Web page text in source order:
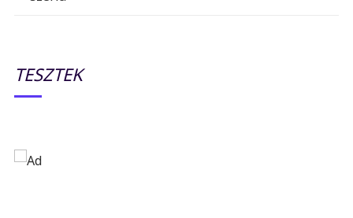
TESZTEK